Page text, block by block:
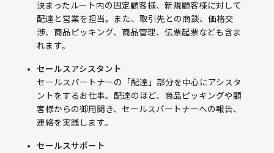
決まったルート内の固定顧客様、新規顧客様に対して
配達と営業を担当。また、取引先との商談、価格交
渉、商品ピッキング、商品管理、伝票起票なども含ま
れます。
セールスアシスタント
セールスパートナーの「配達」部分を中心にアシスタ
ントをするお仕事。配達のほど、商品ピッキングや顧
客様からの御用聞き、セールスパートナーへの報告、
連絡を実践します。
セールスサポート